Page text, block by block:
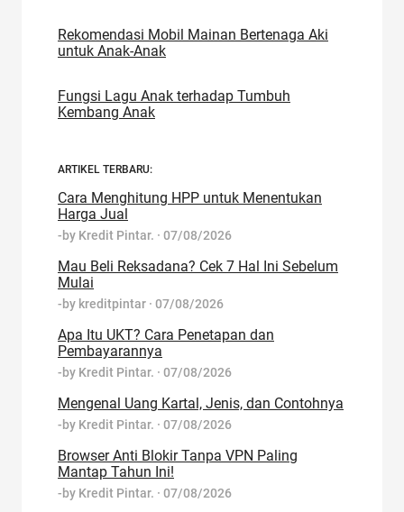
Rekomendasi Mobil Mainan Bertenaga Aki
untuk Anak-Anak
Fungsi Lagu Anak terhadap Tumbuh
Kembang Anak
ARTIKEL TERBARU:
Cara Menghitung HPP untuk Menentukan
Harga Jual
-by Kredit Pintar. · 07/08/2026
Mau Beli Reksadana? Cek 7 Hal Ini Sebelum
Mulai
-by kreditpintar · 07/08/2026
Apa Itu UKT? Cara Penetapan dan
Pembayarannya
-by Kredit Pintar. · 07/08/2026
Mengenal Uang Kartal, Jenis, dan Contohnya
-by Kredit Pintar. · 07/08/2026
Browser Anti Blokir Tanpa VPN Paling
Mantap Tahun Ini!
-by Kredit Pintar. · 07/08/2026